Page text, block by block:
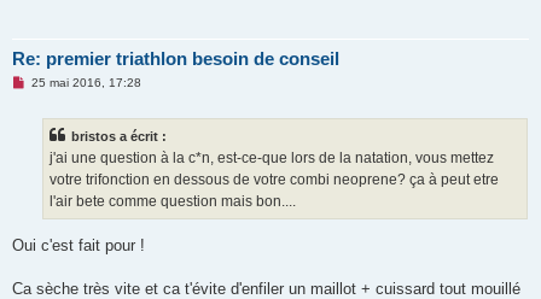
Re: premier triathlon besoin de conseil
M
u
25 mai 2016, 17:28
bristos a écrit :
j'ai une question à la c*n, est-ce-que lors de la natation, vous mettez
votre trifonction en dessous de votre combi neoprene? ça à peut etre
l'air bete comme question mais bon....
Oui c'est fait pour !
Ca sèche très vite et ca t'évite d'enfiler un maillot + cuissard tout mouillé